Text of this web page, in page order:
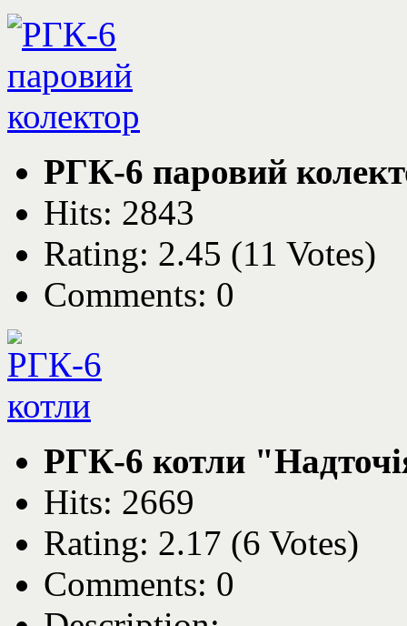
РГК-6 паровий
Hits: 2843
Rating: 2.45 (11 Votes)
Comments: 0
РГК-6 котли
Hits: 2669
Rating: 2.17 (6 Votes)
Comments: 0